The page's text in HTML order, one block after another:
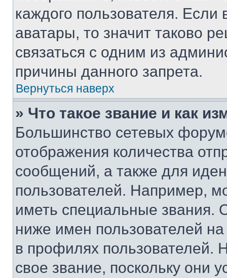
каждого пользователя.
аватары, то значит таково
связаться с одним из
причины данного запрета.
Вернуться наверх
» Что такое звание и как
Большинство сетевых
отображения количества
сообщений, а также для
пользователей. Например,
иметь специальные звания.
ниже имен пользователей
в профилях
свое звание, поскольку они